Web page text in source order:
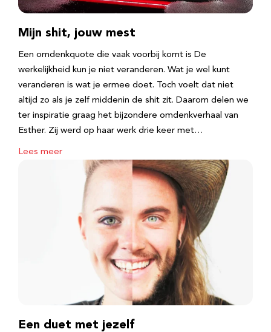
Mijn shit, jouw mest
Een omdenkquote die vaak voorbij komt is De
werkelijkheid kun je niet veranderen. Wat je wel kunt
veranderen is wat je ermee doet. Toch voelt dat niet
altijd zo als je zelf middenin de shit zit. Daarom delen we
ter inspiratie graag het bijzondere omdenkverhaal van
Esther. Zij werd op haar werk drie keer met…
Lees meer
Een duet met jezelf